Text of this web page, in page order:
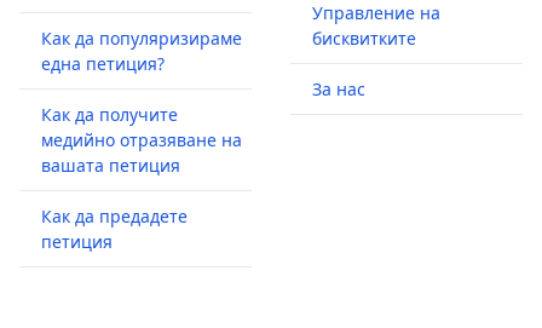
Как да популяризираме
една петиция?
Как да получите
медийно отразяване на
вашата петиция
Как да предадете
петиция
Управление на
бисквитките
За нас